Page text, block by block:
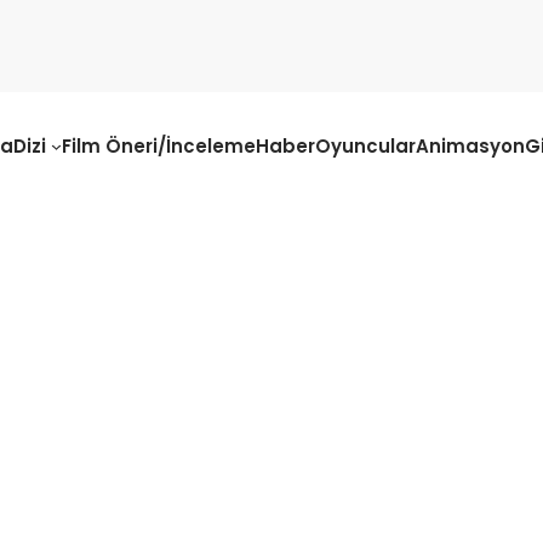
Dizi Film Öneri/İncelemeHaberOyuncularAnimasyon